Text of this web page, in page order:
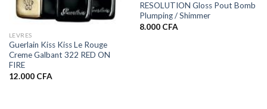
LEVRES
Guerlain Kiss Kiss Le Rouge
Creme Galbant 322 RED ON
FIRE
12.000 CFA
RESOLUTION Gloss Pout Bomb
Plumping / Shimmer
8.000 CFA